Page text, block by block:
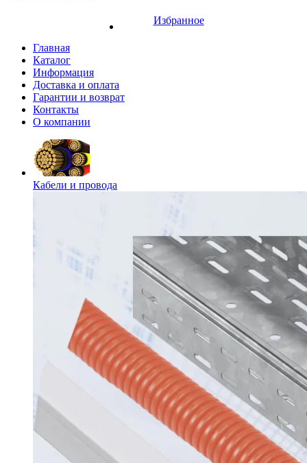
Избранное
Главная
Каталог
Информация
Доставка и оплата
Гарантии и возврат
Контакты
О компании
Кабели и провода